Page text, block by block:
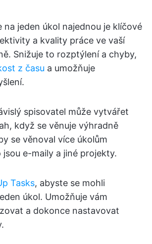
na jeden úkol najednou je klíčové
a kvality práce ve vaší
Snižuje to rozptýlení a chyby,
z času a umožňuje
spisovatel může vytvářet
když se věnuje výhradně
se věnoval více úkolům
jsou e-maily a jiné projekty.
Tasks, abyste se mohli
úkol. Umožňuje vám
a dokonce nastavovat